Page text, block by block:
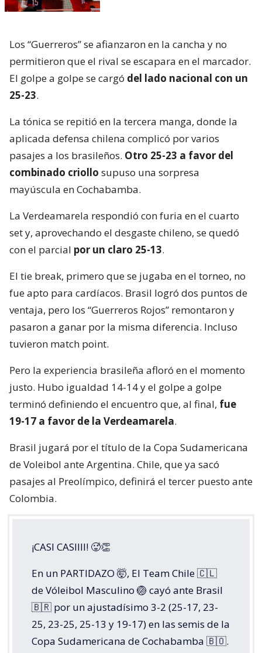
Los “Guerreros” se afianzaron en la cancha y no
permitieron que el rival se escapara en el marcador.
El golpe a golpe se cargó del lado nacional con un
25-23.
La tónica se repitió en la tercera manga, donde la
aplicada defensa chilena complicó por varios
pasajes a los brasileños. Otro 25-23 a favor del
combinado criollo supuso una sorpresa
mayúscula en Cochabamba.
La Verdeamarela respondió con furia en el cuarto
set y, aprovechando el desgaste chileno, se quedó
con el parcial por un claro 25-13.
El tie break, primero que se jugaba en el torneo, no
fue apto para cardíacos. Brasil logró dos puntos de
ventaja, pero los “Guerreros Rojos” remontaron y
pasaron a ganar por la misma diferencia. Incluso
tuvieron match point.
Pero la experiencia brasileña afloró en el momento
justo. Hubo igualdad 14-14 y el golpe a golpe
terminó definiendo el encuentro que, al final, fue
19-17 a favor de la Verdeamarela.
Brasil jugará por el título de la Copa Sudamericana
de Voleibol ante Argentina. Chile, que ya sacó
pasajes al Preolímpico, definirá el tercer puesto ante
Colombia.
¡CASI CASIIII! 🥵👏
En un PARTIDAZO 🤯, El Team Chile 🇨🇱
de Vóleibol Masculino 🏐 cayó ante Brasil
🇧🇷 por un ajustadísimo 3-2 (25-17, 23-
25, 23-25, 25-13 y 19-17) en las semis de la
Copa Sudamericana de Cochabamba 🇧🇴.